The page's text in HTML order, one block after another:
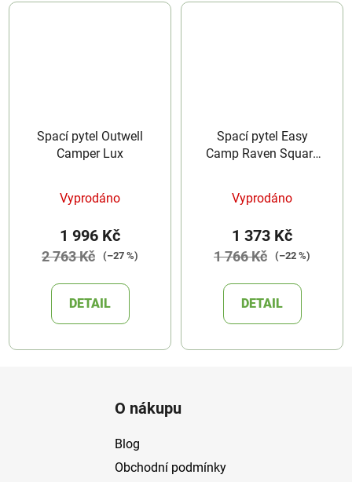
Spací pytel Outwell
Camper Lux
Vyprodáno
1 996 Kč
2 763 Kč (–27 %)
DETAIL
Spací pytel Easy
Camp Raven Square
Vyprodáno
1 373 Kč
1 766 Kč (–22 %)
DETAIL
O nákupu
Blog
Obchodní podmínky